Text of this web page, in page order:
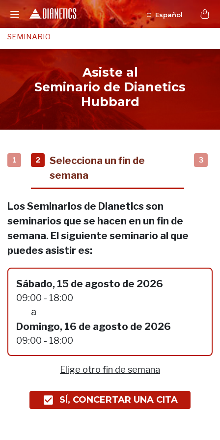
Español
SEMINARIO
Asiste al
Seminario de Dianetics
Hubbard
1 2
Selecciona un fin de
semana
3
Los Seminarios de Dianetics son
seminarios que se hacen en un fin de
semana. El siguiente seminario al que
puedes asistir es:
Sábado, 15 de agosto de 2026
09:00 - 18:00
a
Domingo, 16 de agosto de 2026
09:00 - 18:00
Elige otro fin de semana
SÍ, CONCERTAR UNA CITA